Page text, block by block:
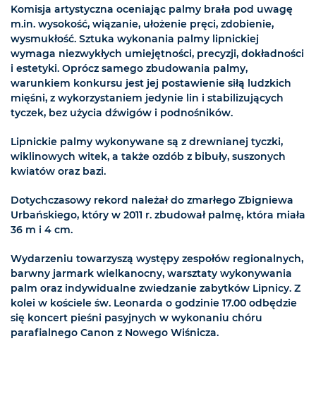
Komisja artystyczna oceniając palmy brała pod uwagę
m.in. wysokość, wiązanie, ułożenie pręci, zdobienie,
wysmukłość. Sztuka wykonania palmy lipnickiej
wymaga niezwykłych umiejętności, precyzji, dokładności
i estetyki. Oprócz samego zbudowania palmy,
warunkiem konkursu jest jej postawienie siłą ludzkich
mięśni, z wykorzystaniem jedynie lin i stabilizujących
tyczek, bez użycia dźwigów i podnośników.
Lipnickie palmy wykonywane są z drewnianej tyczki,
wiklinowych witek, a także ozdób z bibuły, suszonych
kwiatów oraz bazi.
Dotychczasowy rekord należał do zmarłego Zbigniewa
Urbańskiego, który w 2011 r. zbudował palmę, która miała
36 m i 4 cm.
Wydarzeniu towarzyszą występy zespołów regionalnych,
barwny jarmark wielkanocny, warsztaty wykonywania
palm oraz indywidualne zwiedzanie zabytków Lipnicy. Z
kolei w kościele św. Leonarda o godzinie 17.00 odbędzie
się koncert pieśni pasyjnych w wykonaniu chóru
parafialnego Canon z Nowego Wiśnicza.